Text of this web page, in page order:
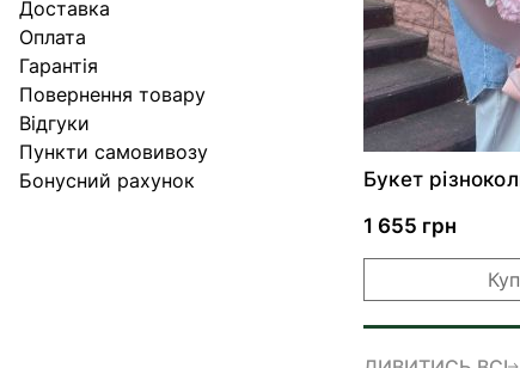
Доставка
Оплата
Гарантія
Повернення товару
Відгуки
Пункти самовивозу
Бонусний рахунок
Букет
1 655 грн